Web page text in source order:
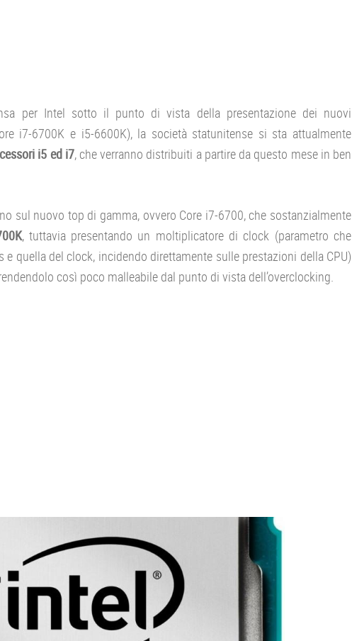
per Intel sotto il punto di vista della presentazione dei nuovi
i7-6700K e i5-6600K), la società statunitense si sta attualmente
i5 ed i7, che verranno distribuiti a partire da questo mese in ben
sul nuovo top di gamma, ovvero Core i7-6700, che sostanzialmente
, tuttavia presentando un moltiplicatore di clock (parametro che
quella del clock, incidendo direttamente sulle prestazioni della CPU)
così poco malleabile dal punto di vista dell’overclocking.